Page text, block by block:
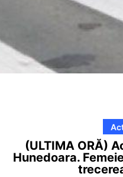
(ULTIMA ORĂ)
Hunedoara.